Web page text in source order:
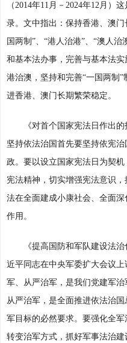
（2014年11月－2024年12月）
录。文中指出：保持香港、澳
国两制”、“港人治港”、“澳人
和基本法办事，完善与基本法
港治澳，坚持和完善“一国两制
进香港、澳门长期繁荣稳定。
《对首个国家宪法日作出的
坚持依法治国首先要坚持依宪
政。要以设立国家宪法日为契
宪法精神，切实增强宪法意识
法在全面建成小康社会、全面
作用。
《提高国防和军队建设法治
近平同志在中央军委扩大会议
军、从严治军，是我们党建军治
从严治军，是全面推进依法治
军目标的必然要求。要强化全
转变治军方式，抓好军事法治建